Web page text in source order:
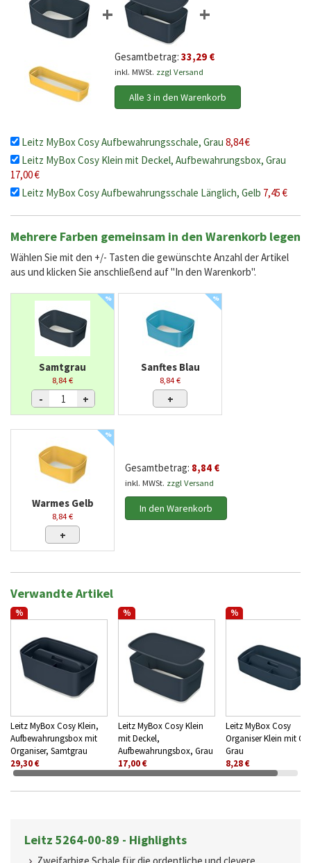
+ +
Gesamtbetrag: 33,29 €
inkl. MWSt. zzgl Versand
Alle 3 in den Warenkorb
Leitz MyBox Cosy Aufbewahrungsschale, Grau 8,84 €
Leitz MyBox Cosy Klein mit Deckel, Aufbewahrungsbox, Grau
17,00 €
Leitz MyBox Cosy Aufbewahrungsschale Länglich, Gelb 7,45 €
Mehrere Farben gemeinsam in den Warenkorb legen
Wählen Sie mit den +/- Tasten die gewünschte Anzahl der Artikel
aus und klicken Sie anschließend auf "In den Warenkorb".
%
Samtgrau
8,84 €
- +
%
Sanftes Blau
8,84 €
+
%
Warmes Gelb
8,84 €
+
Gesamtbetrag: 8,84 €
inkl. MWSt. zzgl Versand
In den Warenkorb
Verwandte Artikel
%
Leitz MyBox Cosy Klein,
Aufbewahrungsbox mit
Organiser, Samtgrau
29,30 €
%
Leitz MyBox Cosy Klein
mit Deckel,
Aufbewahrungsbox, Grau
17,00 €
%
Leitz MyBox Cosy
Organiser Klein mit
Grau
8,28 €
Leitz 5264-00-89 - Highlights